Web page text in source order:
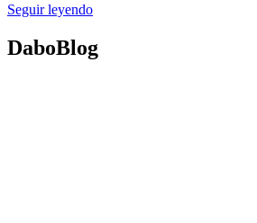
Seguir leyendo
DaboBlog